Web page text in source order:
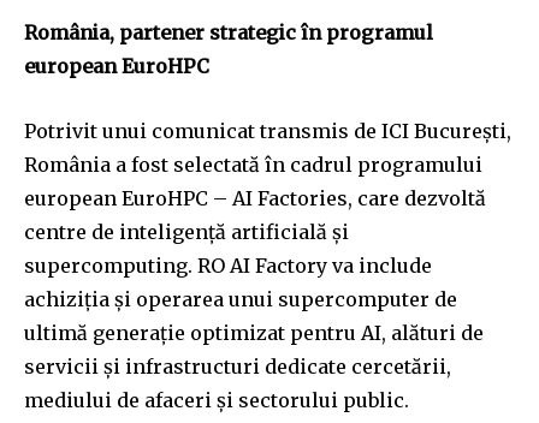
România, partener strategic în programul
european EuroHPC
Potrivit unui comunicat transmis de ICI București,
România a fost selectată în cadrul programului
european EuroHPC – AI Factories, care dezvoltă
centre de inteligență artificială și
supercomputing. RO AI Factory va include
achiziția și operarea unui supercomputer de
ultimă generație optimizat pentru AI, alături de
servicii și infrastructuri dedicate cercetării,
mediului de afaceri și sectorului public.